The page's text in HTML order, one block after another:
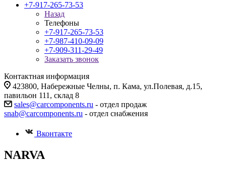
+7-917-265-73-53
Назад
Телефоны
+7-917-265-73-53
+7-987-410-09-09
+7-909-311-29-49
Заказать звонок
Контактная информация
423800, Набережные Челны, п. Кама, ул.Полевая, д.15,
павильон 111, склад 8
sales@carcomponents.ru - отдел продаж
snab@carcomponents.ru - отдел снабжения
Вконтакте
NARVA